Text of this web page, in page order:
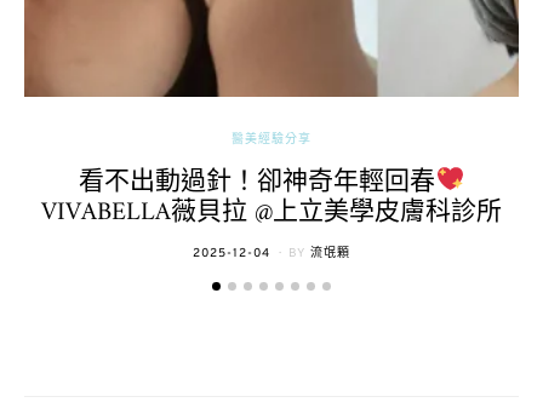
醫美經驗分享
看不出動過針！卻神奇年輕回春
VIVABELLA薇貝拉 @上立美學皮膚科診所
POSTED
2025-12-04 BY 流氓顆